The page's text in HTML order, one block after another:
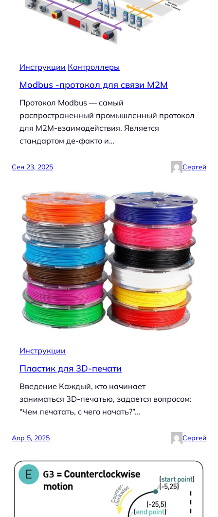
Инструкции Контроллеры
Modbus -протокол для связи M2M
Протокол Modbus — самый
распространенный промышленный протокол
для M2M-взаимодействия. Является
стандартом де-факто и…
Сен 23, 2025 Сергей
Инструкции
Пластик для 3D-печати
Введение Каждый, кто начинает
заниматься 3D-печатью, задается вопросом:
“Чем печатать, с чего начать?”…
Апр 5, 2025 Сергей